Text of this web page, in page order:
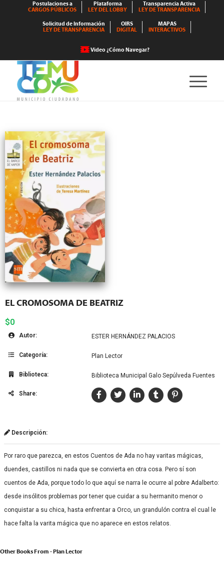
Postulaciones a
CARGOS PÚBLICOS
Plataforma
LEY DEL LOBBY
Transparencia Activa
LEY DE TRANSPARENCIA
Solicitud de Información
LEY DE TRANSPARENCIA
OIRS
DIGITAL
MAPAS
INTERACTIVOS
Video ¿Cómo Navegar?
EL CROMOSOMA DE BEATRIZ
$0
Autor: ESTER HERNÁNDEZ PALACIOS
Categoría: Plan Lector
Biblioteca: Biblioteca Municipal Galo Sepúlveda Fuentes
Share:
Descripción:
Por raro que parezca, en estos Cuentos de Ada no hay varitas mágicas,
duendes, castillos ni nada que se convierta en otra cosa. Pero sí son
cuentos de Ada, porque todo lo que aquí se narra le ocurre al pobre Adalberto:
desde insólitos problemas por tener que cuidar a su hermanito menor o
conquistar a su chica, hasta enfrentar a Orco, un grandulón contra el cual le
hace falta la varita mágica que no aparece en estos relatos.
Other Books From - Plan Lector